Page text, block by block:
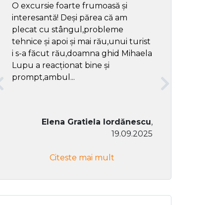
O excursie foarte frumoasă și
interesantă! Deși părea că am
plecat cu stângul,probleme
tehnice și apoi și mai rău,unui turist
i s-a făcut rău,doamna ghid Mihaela
Lupu a reacționat bine și
prompt,ambul...
Elena Gratiela Iordănescu,
19.09.2025
Citeste mai mult